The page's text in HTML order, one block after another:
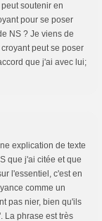
soutenir en
pour se poser
NS ? Je viens de
peut se poser
que j'ai avec lui;
explication de texte
que j'ai citée et que
l'essentiel, c'est en
comme un
pas nier, bien qu'ils
La phrase est très